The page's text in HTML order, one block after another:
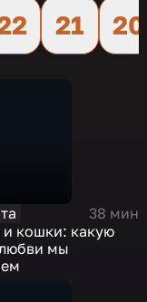
21
20
38 мин
и кошки: какую
мы